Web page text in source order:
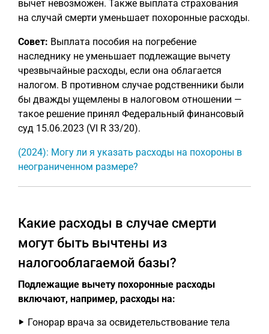
вычет невозможен. Также выплата страхования
на случай смерти уменьшает похоронные расходы.
Совет: Выплата пособия на погребение
наследнику не уменьшает подлежащие вычету
чрезвычайные расходы, если она облагается
налогом. В противном случае родственники были
бы дважды ущемлены в налоговом отношении —
такое решение принял Федеральный финансовый
суд 15.06.2023 (VI R 33/20).
(2024): Могу ли я указать расходы на похороны в
неограниченном размере?
Какие расходы в случае смерти
могут быть вычтены из
налогооблагаемой базы?
Подлежащие вычету похоронные расходы
включают, например, расходы на:
Гонорар врача за освидетельствование тела